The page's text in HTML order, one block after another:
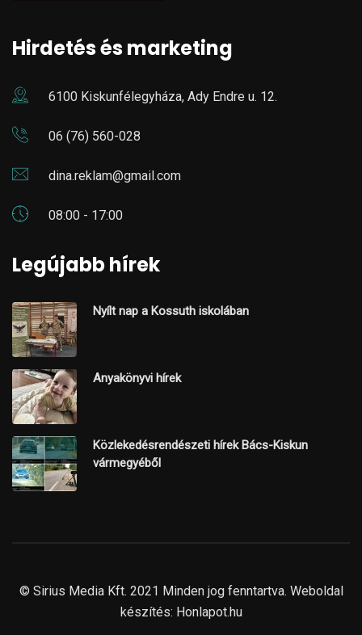
Hirdetés és marketing
6100 Kiskunfélegyháza, Ady Endre u. 12.
06 (76) 560-028
dina.reklam@gmail.com
08:00 - 17:00
Legújabb hírek
Nyílt nap a Kossuth iskolában
Anyakönyvi hírek
Közlekedésrendészeti hírek Bács-Kiskun
vármegyéből
© Sirius Media Kft. 2021 Minden jog fenntartva. Weboldal
készítés: Honlapot.hu